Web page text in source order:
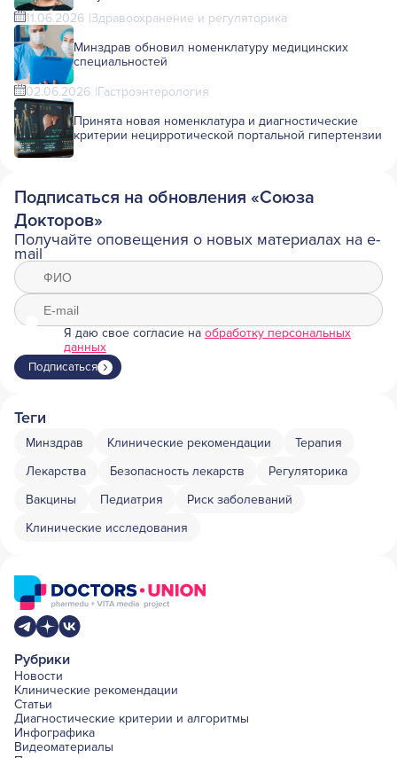
11.06.2026 Здравоохранение и регуляторика
Минздрав обновил номенклатуру медицинских
специальностей
02.06.2026 Гастроэнтерология
Принята новая номенклатура и диагностические
критерии нецирротической портальной гипертензии
Подписаться на обновления «Союза
Докторов»
Получайте оповещения о новых материалах на e-
mail
Я даю свое согласие на обработку персональных
данных
Подписаться
Теги
Минздрав Клинические рекомендации
Терапия
Лекарства
Безопасность лекарств
Регуляторика
Вакцины
Педиатрия
Риск заболеваний
Клинические исследования
Рубрики
Новости
Клинические рекомендации
Статьи
Диагностические критерии и алгоритмы
Инфографика
Видеоматериалы